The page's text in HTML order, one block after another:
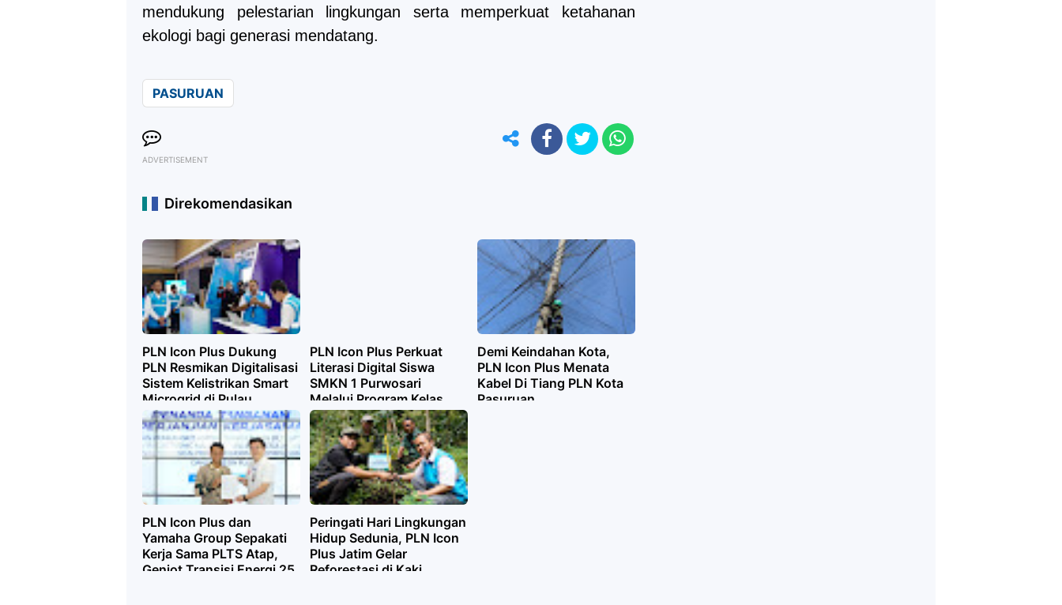
mendukung pelestarian lingkungan serta memperkuat ketahanan
ekologi bagi generasi mendatang.
PASURUAN
ADVERTISEMENT
Direkomendasikan
PLN Icon Plus Dukung
PLN Resmikan Digitalisasi
Sistem Kelistrikan Smart
Microgrid di Pulau
Bawean
PLN Icon Plus Perkuat
Literasi Digital Siswa
SMKN 1 Purwosari
Melalui Program Kelas
Industri
Demi Keindahan Kota,
PLN Icon Plus Menata
Kabel Di Tiang PLN Kota
Pasuruan
PLN Icon Plus dan
Yamaha Group Sepakati
Kerja Sama PLTS Atap,
Genjot Transisi Energi 25
Peringati Hari Lingkungan
Hidup Sedunia, PLN Icon
Plus Jatim Gelar
Reforestasi di Kaki